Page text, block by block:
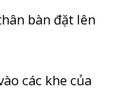
bàn đặt lên
các khe của